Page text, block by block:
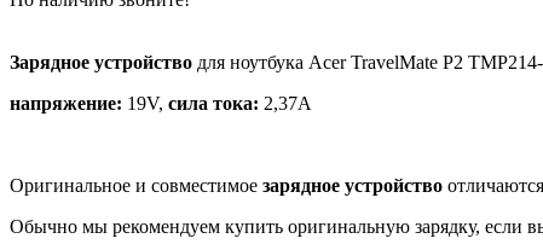
Зарядное устройство для ноутбука Acer TravelMate P2
напряжение: 19V, сила тока: 2,37A
Оригинальное и совместимое зарядное устройство
Обычно мы рекомендуем купить оригинальную зарядку, если